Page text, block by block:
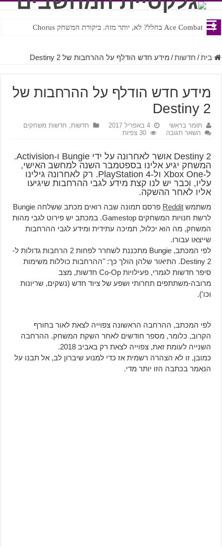
Ace Combat בחלל? לא, יותר מזה. ביקורת המשחק Chorus
Steven Universe והשירים שתורגמו בצורה נוראית לעברית
בית / חדשות / מידע חדש הודלף על ההרחבות של Destiny 2
מידע חדש הודלף על ההרחבות של
Destiny 2
תומר בראשי 4 באפריל 2017 חדשות, חדשות משחקים
השאר תגובה
30 צפיות
Destiny 2 אושר לאחרונה על ידי Bungie ו-Activision.
המשחק יגיע אלינו בספטמבר השנה למחשב האישי,
ל-Xbox One ול-PlayStation 4. רק לאחרונה גילינו
עליו, וכבר יש לנו קצת מידע לגבי ההרחבות שיגיעו
אליו לאחר ההשקה.
משתמש Reddit
פרסם תמונה שבה רואים מכתב ששלחה Bungie
לרשת חנויות המשחקים Gamestop. במכתב יש פירוט לגבי מהות
המשחק, מה הוא יכלול, תמיכה עתידית ומידע לגבי ההרחבות
שייצאו עבורו.
לפי המכתב, Bungie מתכננת לשחרר לפחות 2 הרחבות גדולות ל-
Destiny 2. התיאור שלהן הולך כך: "ההרחבות כוללות משימות
סיפר חדשות לגמרי, פעילויות Co-Op חדשות, מצב
מרובה-משתתפים תחרותי ושפע של ציוד חדש (נשקים, שריונות
וכו').
לפי המכתב, ההרחבה הראשונה צפוייה לצאת לאור בחורף
הקרוב, כלומר, מספר חודשים לאחר השקת המשחק. ההרחבה
השנייה לעומת זאת, צפוייה לצאת רק באביב 2018.
כמובן, זו לא הצהרה רשמית אז כדי למנוע שיברון לב, אל תבנו על
הנאמר בכתבה הזו יותר מדי.